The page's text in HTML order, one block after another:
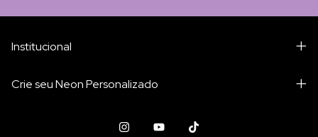
Institucional
Crie seu Neon Personalizado